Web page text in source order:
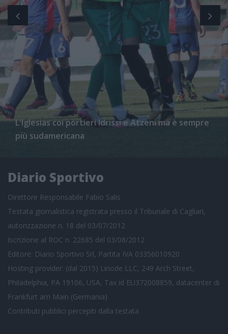
L'Iglesias coi portieri Idrissi e Atzeni ma è sempre
più sudamericana
Diario Sportivo
Direttore Responsabile Fabio Salis
Testata giornalistica registrata presso il Tribunale di Cagliari,
autorizzazione n. 18 del 03/07/2012
Iscrizione al ROC n. 22685 del 03/08/2012
Editore: Diario Sportivo Srl, Partita IVA 03356010920
Hosting provider: (dal 2015) Linode LLC, 249 Arch Street,
Philadelphia, PA 19106, USA, Tax id EU372008859, datacenter di
Frankfurt am Main (Germania)
Contributi pubblici percepiti dalla testata